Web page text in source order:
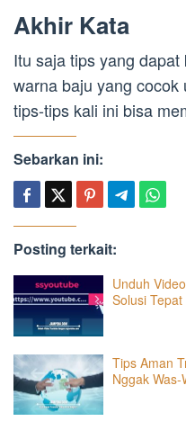
Akhir Kata
Itu saja tips yang
warna baju yang
tips-tips kali ini bisa
Sebarkan ini:
Posting terkait:
Unduh
Solusi
Tips Aman
Nggak Was-